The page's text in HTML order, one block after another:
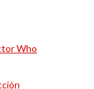
Who